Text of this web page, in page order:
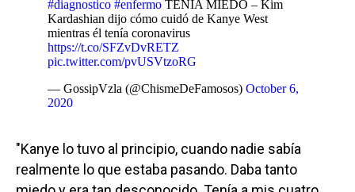
#diagnostico #enfermo TENÍA MIEDO – Kim
Kardashian dijo cómo cuidó de Kanye West
mientras él tenía coronavirus
https://t.co/SFZvDvRETZ
pic.twitter.com/pvUSVtzoRG
— GossipVzla (@ChismeDeFamosos) October 6,
2020
"Kanye lo tuvo al principio, cuando nadie sabía
realmente lo que estaba pasando. Daba tanto